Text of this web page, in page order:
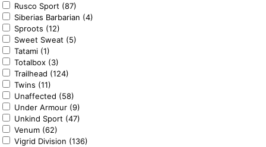
Rusco Sport (87)
Siberias Barbarian (4)
Sproots (12)
Sweet Sweat (5)
Tatami (1)
Totalbox (3)
Trailhead (124)
Twins (11)
Unaffected (58)
Under Armour (9)
Unkind Sport (47)
Venum (62)
Vigrid Division (136)